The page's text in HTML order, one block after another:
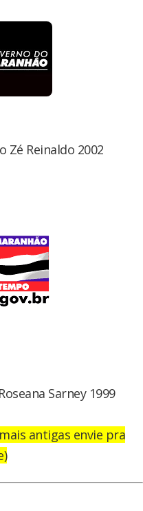
Zé Reinaldo 2002
Sarney 1999
antigas envie pra